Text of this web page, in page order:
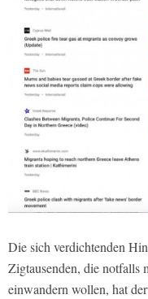
Die sich verdichtenden
Zigtausenden, die notfalls
einwandern wollen, hat